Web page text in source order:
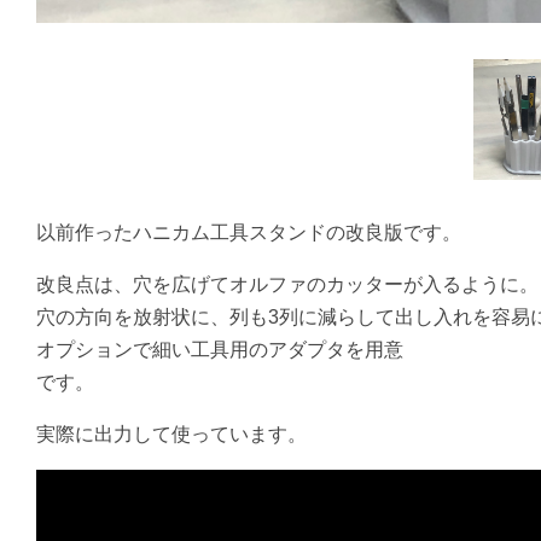
以前作ったハニカム工具スタンドの改良版です。
改良点は、穴を広げてオルファのカッターが入るように。
穴の方向を放射状に、列も3列に減らして出し入れを容易
オプションで細い工具用のアダプタを用意
です。
実際に出力して使っています。